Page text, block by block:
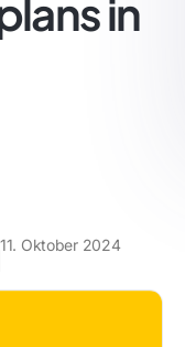
in
11. Oktober 2024